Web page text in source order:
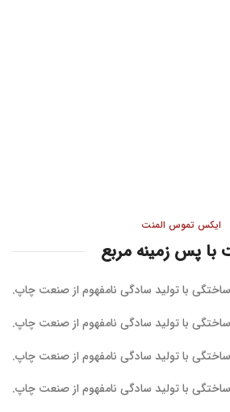
ایکس تموس المنت
با پس زمینه مربع
با تولید سادگی نامفهوم از صنعت چاپ.
با تولید سادگی نامفهوم از صنعت چاپ.
با تولید سادگی نامفهوم از صنعت چاپ.
با تولید سادگی نامفهوم از صنعت چاپ.